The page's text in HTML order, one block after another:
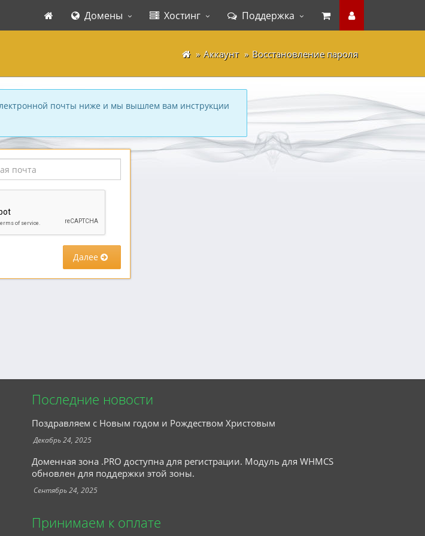
Домены Хостинг Поддержка
Аккаунт Восстановление пароля
почты ниже и мы вышлем вам инструкции
Далее
Последние новости
Поздравляем с Новым годом и Рождеством Христовым
Декабрь 24, 2025
Доменная зона .PRO доступна для регистрации. Модуль для WHMCS
обновлен для поддержки этой зоны.
Сентябрь 24, 2025
Принимаем к оплате